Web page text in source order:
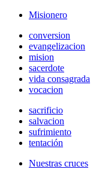
Misionero
conversion
evangelizacion
mision
sacerdote
vida consagrada
vocacion
sacrificio
salvacion
sufrimiento
tentación
Nuestras cruces